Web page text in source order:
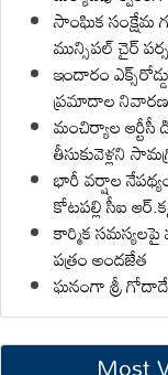
సాంఘిక సంక్షేమ
మున్సిపల్ చైర్
ఇందారం
ప్రమాదాల
మంచిర్యాల
తీసుకువెళ్లని
భారీ వర్షాల
కోటపల్లి సీఐ
కార్మిక
పత్రం అందజేత
ఘనంగా శ్రీ